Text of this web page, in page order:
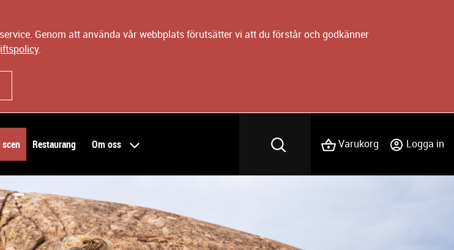
Genom att använda vår webbplats förutsätter vi att du förstår och godkänner
.
Varukorg Logga in
scen Restaurang Om oss